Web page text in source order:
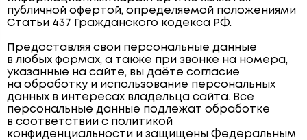
публичной офертой, определяемой положениями
Статьи 437 Гражданского кодекса РФ.
Предоставляя свои персональные данные
в любых формах, а также при звонке на номера,
указанные на сайте, вы даёте согласие
на обработку и использование персональных
данных в интересах владельца сайта. Все
персональные данные подлежат обработке
в соответствии с политикой
конфиденциальности и защищены Федеральным